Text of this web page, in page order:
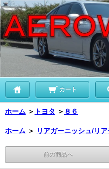
カート
ホーム ＞ トヨタ ＞ ８６
ホーム ＞ リアガーニッシュ/リ
前の商品へ